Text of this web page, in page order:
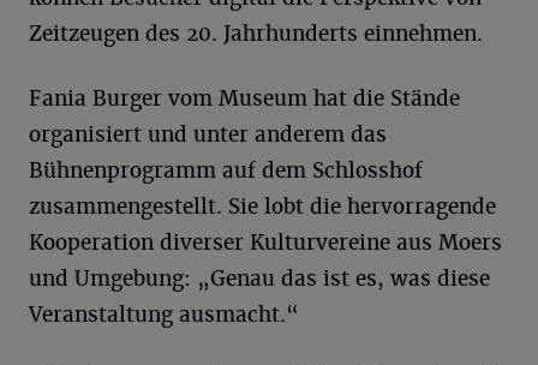
Zeitzeugen des 20. Jahrhunderts einnehmen.
Fania Burger vom Museum hat die Stände
organisiert und unter anderem das
Bühnenprogramm auf dem Schlosshof
zusammengestellt. Sie lobt die hervorragende
Kooperation diverser Kulturvereine aus Moers
und Umgebung: „Genau das ist es, was diese
Veranstaltung ausmacht.“